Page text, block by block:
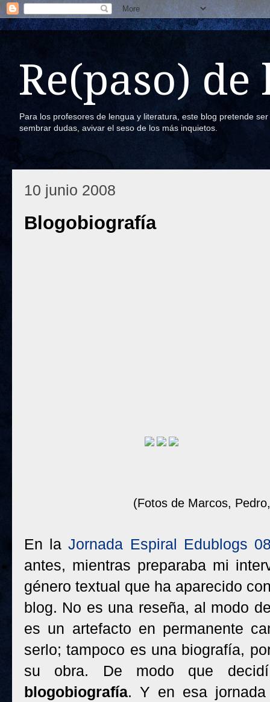
Re(paso) de
Para los profesores de lengua y literatura, este blog pretende
sembrar dudas, avivar el seso de los más inquietos.
10 junio 2008
Blogobiografía
(Fotos de Marcos,
En laJornada Espiral Edublogs
antes, mientras preparaba mi
género textual que ha aparecido
blog. No es una reseña, al modo
es un artefacto en permanente
serlo; tampoco es una biografía,
su obra. De modo que
blogobiografía. Y en esa